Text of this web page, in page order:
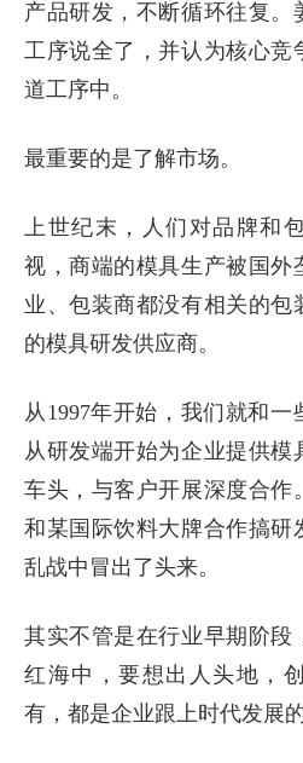
产品研发，不断循环往复。
工序说全了，并认为核心竞
道工序中。
最重要的是了解市场。
上世纪末，人们对品牌和
视，商端的模具生产被国外
业、包装商都没有相关的包
的模具研发供应商。
从1997年开始，我们就和一
从研发端开始为企业提供模
车头，与客户开展深度合作
和某国际饮料大牌合作搞研
乱战中冒出了头来。
其实不管是在行业早期阶段
红海中，要想出人头地，
有，都是企业跟上时代发展